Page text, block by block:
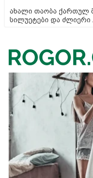
ახალი თაობა ქართულ
სილუეტები და ძლიერი